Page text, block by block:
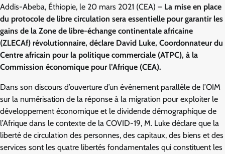
Addis-Abeba, Éthiopie, le 20 mars 2021 (CEA) – La mise en place
du protocole de libre circulation sera essentielle pour garantir les
gains de la Zone de libre-échange continentale africaine
(ZLECAf) révolutionnaire, déclare David Luke, Coordonnateur du
Centre africain pour la politique commerciale (ATPC), à la
Commission économique pour l’Afrique (CEA).
Dans son discours d’ouverture d’un évènement parallèle de l’OIM
sur la numérisation de la réponse à la migration pour exploiter le
développement économique et le dividende démographique de
l’Afrique dans le contexte de la COVID-19, M. Luke déclare que la
liberté de circulation des personnes, des capitaux, des biens et des
services sont les quatre libertés fondamentales qui constituent les